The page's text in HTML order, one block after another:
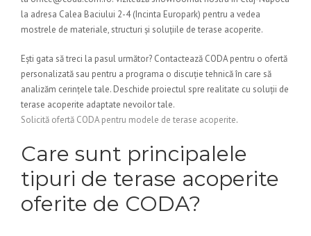
la adresa Calea Baciului 2-4 (Incinta Europark) pentru a vedea
mostrele de materiale, structuri și soluțiile de terase acoperite.
Ești gata să treci la pasul următor? Contactează CODA pentru o ofertă
personalizată sau pentru a programa o discuție tehnică în care să
analizăm cerințele tale. Deschide proiectul spre realitate cu soluții de
terase acoperite adaptate nevoilor tale.
Solicită ofertă CODA pentru modele de terase acoperite.
Care sunt principalele
tipuri de terase acoperite
oferite de CODA?